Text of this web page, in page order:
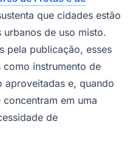
que cidades estão
urbanos de uso misto.
pela publicação, esses
instrumento de
aproveitadas e, quando
em uma
de